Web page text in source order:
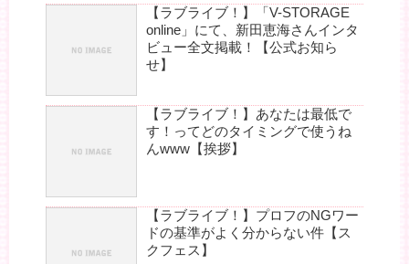
【ラブライブ！】「V-STORAGE
online」にて、新田恵海さんインタ
ビュー全文掲載！【公式お知ら
せ】
【ラブライブ！】あなたは最低で
す！ってどのタイミングで使うね
んwww【挨拶】
【ラブライブ！】プロフのNGワー
ドの基準がよく分からない件【ス
クフェス】